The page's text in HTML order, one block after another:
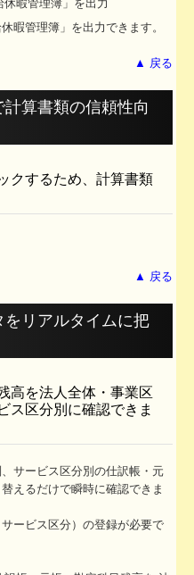
暇管理簿」を出力できます。
▲ 戻る
算書類の信頼性向
クするため、計算書類
▲ 戻る
リアルタイムに把
高を法人全体・事業区
ス区分別に確認できま
サービス区分別の仕訳帳・元
えるだけで瞬時に確認できま
ービス区分）の登録が必要で